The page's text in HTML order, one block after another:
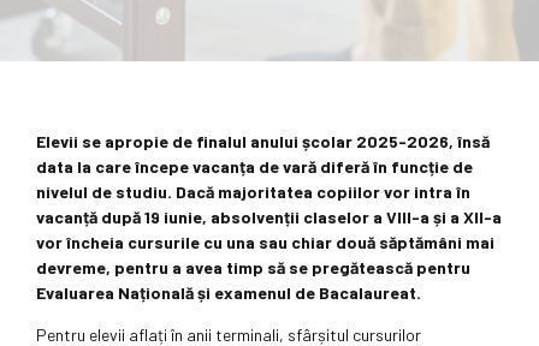
Elevii se apropie de finalul anului școlar 2025-2026, însă
data la care începe vacanța de vară diferă în funcție de
nivelul de studiu. Dacă majoritatea copiilor vor intra în
vacanță după 19 iunie, absolvenții claselor a VIII-a și a XII-a
vor încheia cursurile cu una sau chiar două săptămâni mai
devreme, pentru a avea timp să se pregătească pentru
Evaluarea Națională și examenul de Bacalaureat.
Pentru elevii aflați în anii terminali, sfârșitul cursurilor